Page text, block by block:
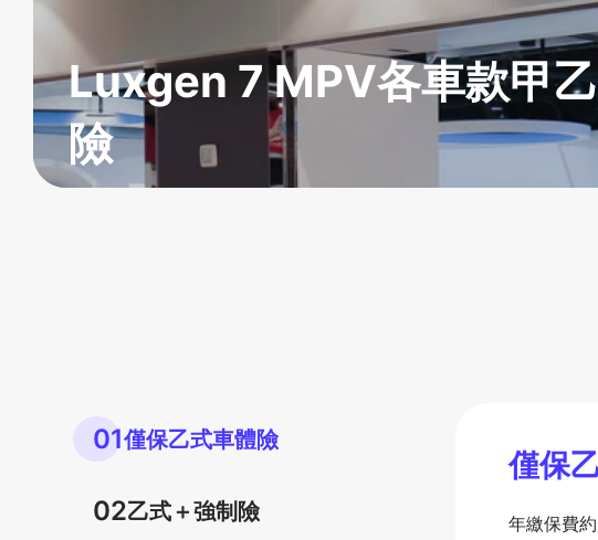
Luxgen 7 MPV各車款甲
險
01僅保乙式車體險
02乙式＋強制險
僅保
年繳保費約